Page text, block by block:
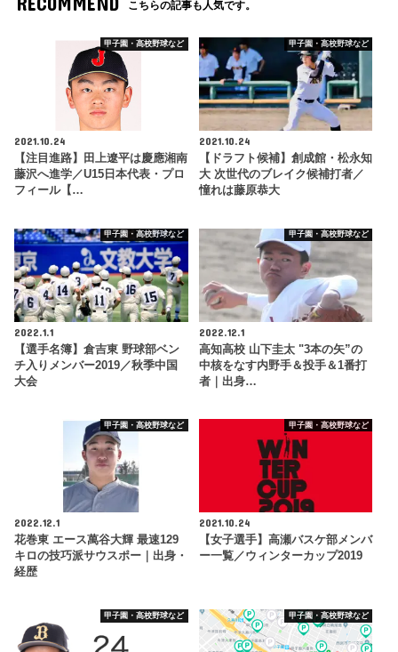
こちらの記事も人気です。
甲子園・高校野球など
2021.10.24
【注目進路】田上遼平は慶應湘南
藤沢へ進学／U15日本代表・プロ
フィール【…
甲子園・高校野球など
2021.10.24
【ドラフト候補】創成館・松永知
大 次世代のブレイク候補打者／
憧れは藤原恭大
甲子園・高校野球など
2022.1.1
【選手名簿】倉吉東 野球部ベン
チ入りメンバー2019／秋季中国
大会
甲子園・高校野球など
2022.12.1
高知高校 山下圭太 "3本の矢”の
中核をなす内野手＆投手＆1番打
者｜出身…
甲子園・高校野球など
2022.12.1
花巻東 エース萬谷大輝 最速129
キロの技巧派サウスポー｜出身・
経歴
甲子園・高校野球など
2021.10.24
【女子選手】高瀬バスケ部メンバ
ー一覧／ウィンターカップ2019
甲子園・高校野球など 甲子園・高校野球など